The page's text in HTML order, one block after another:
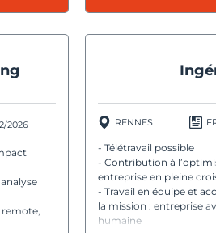
2026
remote,
RENNES
- Télétravail possible
- Contribution à
entreprise en pleine
- Travail en équipe et
la mission : entreprise
humaine